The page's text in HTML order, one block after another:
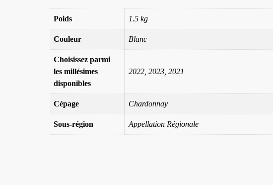
Poids 1.5 kg
Couleur Blanc
Choisissez parmi
les millésimes
disponibles
2022, 2023, 2021
Cépage Chardonnay
Sous-région Appellation Régionale